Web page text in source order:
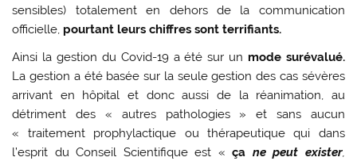
sensibles) totalement en dehors de la communication
officielle, pourtant leurs chiffres sont terrifiants.
Ainsi la gestion du Covid-19 a été sur un mode surévalué.
La gestion a été basée sur la seule gestion des cas sévères
arrivant en hôpital et donc aussi de la réanimation, au
détriment des « autres pathologies » et sans aucun
« traitement prophylactique ou thérapeutique qui dans
l’esprit du Conseil Scientifique est «ça ne peut exister,